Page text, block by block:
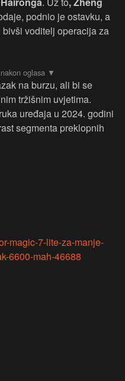
podnio je ostavku, a
bivši voditelj operacija za
na burzu, ali bi se
tržišnim uvjetima.
uređaja u 2024. godini
segmenta preklopnih
magic-7-lite-za-manje-
6600-mah-46688